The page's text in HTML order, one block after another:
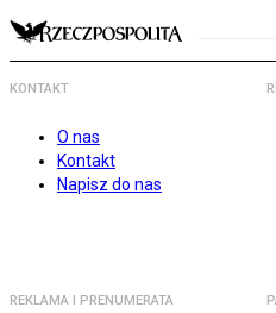
KONTAKT
O nas
Kontakt
Napisz do nas
REKLAMA I PRENUMERATA